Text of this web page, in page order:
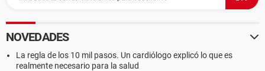
NOVEDADES
La regla de los 10 mil pasos. Un cardiólogo explicó lo que es
realmente necesario para la salud